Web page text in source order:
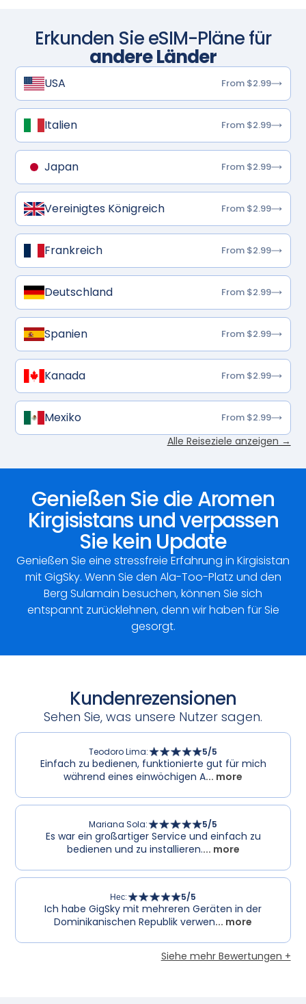
Erkunden Sie eSIM-Pläne für
andere Länder
USA From $2.99
Italien From $2.99
Japan From $2.99
Vereinigtes Königreich From $2.99
Frankreich From $2.99
Deutschland From $2.99
Spanien From $2.99
Kanada From $2.99
Mexiko From $2.99
Alle Reiseziele anzeigen →
Genießen Sie die Aromen
Kirgisistans und verpassen
Sie kein Update
Genießen Sie eine stressfreie Erfahrung in Kirgisistan
mit GigSky. Wenn Sie den Ala-Too-Platz und den
Berg Sulamain besuchen, können Sie sich
entspannt zurücklehnen, denn wir haben für Sie
gesorgt.
Kundenrezensionen
Sehen Sie, was unsere Nutzer sagen.
Teodoro Lima: 5/5
Einfach zu bedienen, funktionierte gut für mich
während eines einwöchigen A... more
Mariana Sola: 5/5
Es war ein großartiger Service und einfach zu
bedienen und zu installieren.... more
Нес: 5/5
Ich habe GigSky mit mehreren Geräten in der
Dominikanischen Republik verwen... more
Siehe mehr Bewertungen +